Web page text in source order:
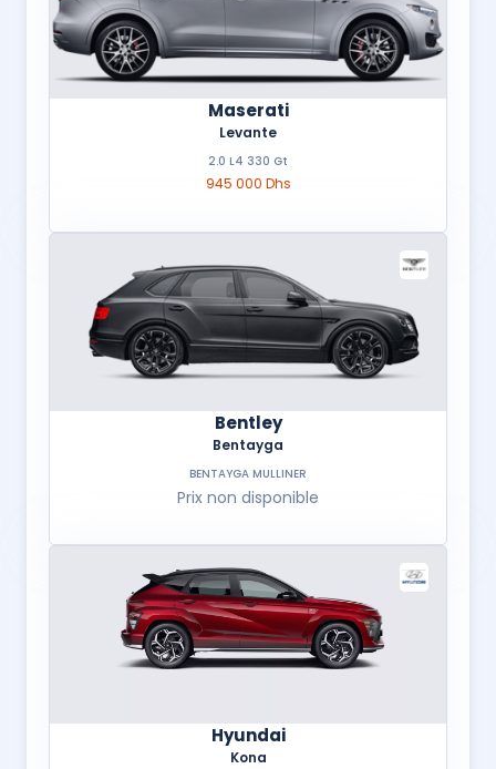
Maserati
Levante
2.0 L4 330 Gt
945 000 Dhs
Bentley
Bentayga
BENTAYGA MULLINER
Prix non disponible
Hyundai
Kona